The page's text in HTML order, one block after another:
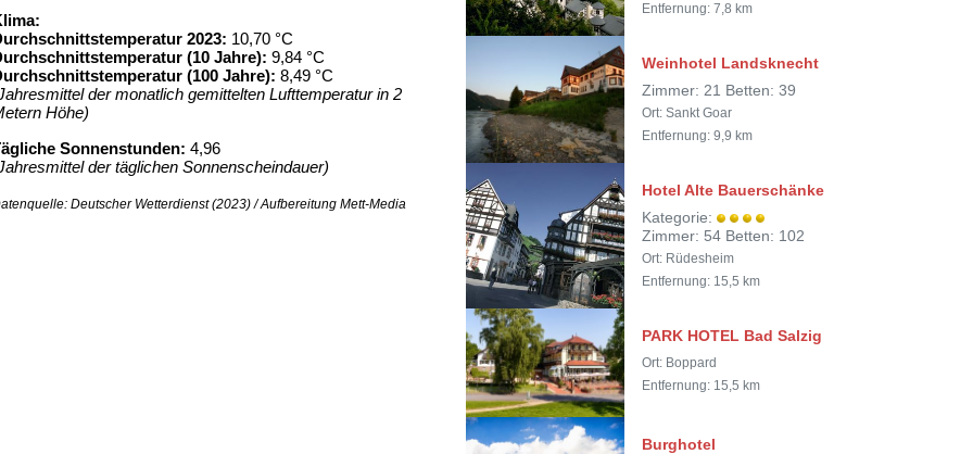
2023: 10,70 °C
(10 Jahre): 9,84 °C
(100 Jahre): 8,49 °C
der monatlich gemittelten Lufttemperatur in 2
Höhe)
Sonnenstunden: 4,96
der täglichen Sonnenscheindauer)
Deutscher Wetterdienst (2023) / Aufbereitung Mett-Media
Entfernung: 7,8 km
Weinhotel Landsknecht
Zimmer: 21 Betten: 39
Ort: Sankt Goar
Entfernung: 9,9 km
Hotel Alte Bauerschänke
Kategorie:
Zimmer: 54 Betten: 102
Ort: Rüdesheim
Entfernung: 15,5 km
PARK HOTEL Bad Salzig
Ort: Boppard
Entfernung: 15,5 km
Burghotel